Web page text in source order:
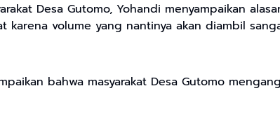
Desa Gutomo, Yohandi menyampaikan
karena volume yang nantinya akan diambil
bahwa masyarakat Desa Gutomo